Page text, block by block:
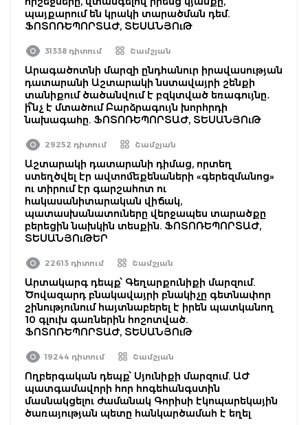
պայքարում են կրակի տարածման դեմ.
ՖՈՏՈՌԵՊՈՐՏԱԺ, ՏԵՍԱՆՅՈւԹ
31338 դիտում Շամշյան
Արագածոտնի մարզի ընդհանուր իրավասության
դատարանի Աշտարակի նստավայրի շենքի
տանիքում ծածանվում է բզկտված եռագույնը․
ի՞նչ է մտածում Բարձրագույն խորհրդի
նախագահը. ՖՈՏՈՌԵՊՈՐՏԱԺ, ՏԵՍԱՆՅՈւԹ
29252 դիտում Շամշյան
Աշտարակի դատարանի դիմաց, որտեղ
ստեղծվել էր ավտոմեքենաների «գերեզմանոց»
ու տիրում էր գարշահոտ ու
հակասանիտարական վիճակ,
պատասխանատուները վերջապես տարածքը
բերեցին նախկին տեսքին. ՖՈՏՈՌԵՊՈՐՏԱԺ,
ՏԵՍԱՆՅՈւԹԵՐ
22613 դիտում Շամշյան
Արտակարգ դեպք՝ Գեղարքունիքի մարզում.
Ծովազարդ բնակավայրի բնակիչը գետնափոր
շինությունում հայտնաբերել է իրեն պատկանող
10 գլուխ գառներին հոշոտված.
ՖՈՏՈՌԵՊՈՐՏԱԺ, ՏԵՍԱՆՅՈւԹ
19244 դիտում Շամշյան
Ողբերգական դեպք՝ Սյունիքի մարզում. ԱԺ
պատգամավորի հոր հոգեհանգստին
մասնակցելու ժամանակ Գորիսի էկոպարեկային
ծառայության պետը հանկարծամահ է եղել